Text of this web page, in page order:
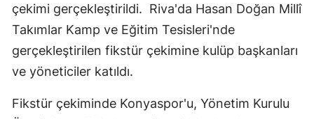
Edirne
Elazığ
çekimi gerçekleştirildi. Riva'da Hasan Doğan Millî
Takımlar Kamp ve Eğitim Tesisleri'nde
gerçekleştirilen fikstür çekimine kulüp başkanları
ve yöneticiler katıldı.
Fikstür çekiminde Konyaspor'u, Yönetim Kurulu